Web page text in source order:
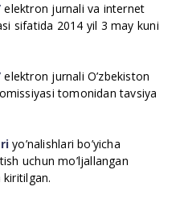
elektron jurnali va internet
sifatida 2014 yil 3 may kuni
elektron jurnali O’zbekiston
tomonidan tavsiya
yo’nalishlari bo’yicha
uchun mo’ljallangan